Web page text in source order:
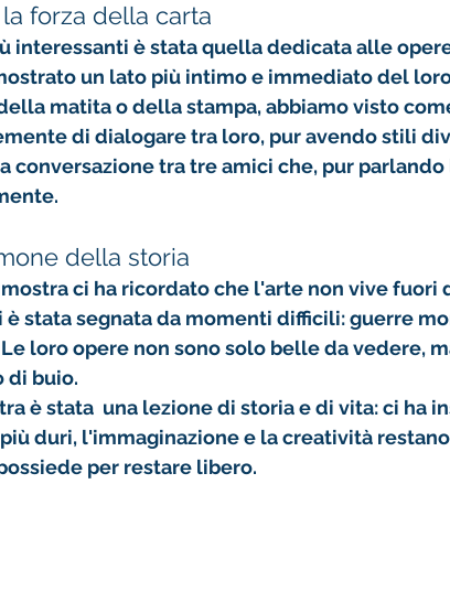
forza della carta
interessanti è stata quella dedicata alle
un lato più intimo e immediato del
matita o della stampa, abbiamo visto
di dialogare tra loro, pur avendo stili
conversazione tra tre amici che, pur
della storia
ci ha ricordato che l'arte non vive fuori
stata segnata da momenti difficili: guerre
loro opere non sono solo belle da vedere,
di buio.
è stata  una lezione di storia e di vita: ci ha
duri, l'immaginazione e la creatività
per restare libero.